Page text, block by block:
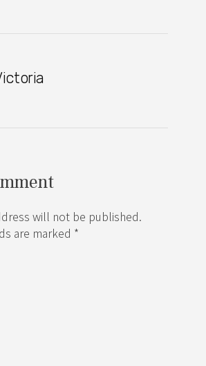
will not be published.
are marked *